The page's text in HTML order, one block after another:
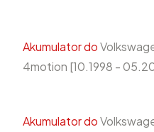
Akumulator do
4motion [10.1998 -
Akumulator do